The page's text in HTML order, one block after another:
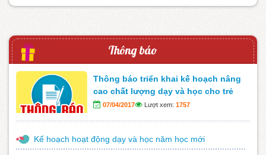
Thông báo
Thông báo triển khai kế hoạch nâng
cao chất lượng dạy và học cho trẻ
07/04/2017 Lượt xem: 1757
Kế hoạch hoạt động dạy và học năm học mới